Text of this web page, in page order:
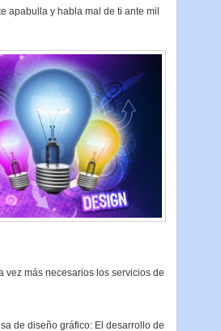
apabulla y habla mal de ti ante mil
vez más necesarios los servicios de
de diseño gráfico: El desarrollo de